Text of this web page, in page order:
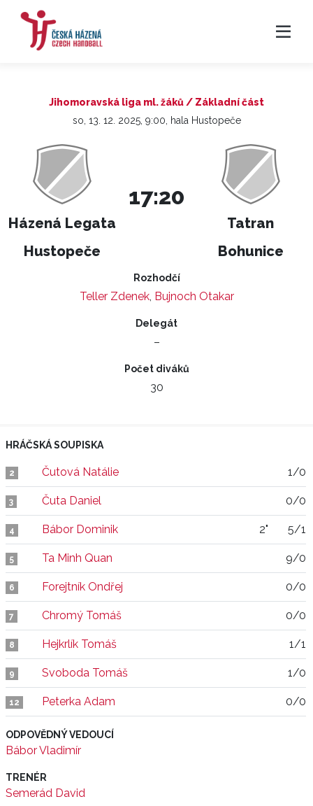
Jihomoravská liga ml. žáků / Základní část
so, 13. 12. 2025, 9:00, hala Hustopeče
Házená Legata
Hustopeče
17:20
Tatran
Bohunice
Rozhodčí
Teller Zdenek, Bujnoch Otakar
Delegát
–
Počet diváků
30
HRÁČSKÁ SOUPISKA
2 Čutová Natálie 1/0
3 Čuta Daniel 0/0
4 Bábor Dominik 2" 5/1
5 Ta Minh Quan 9/0
6 Forejtník Ondřej 0/0
7 Chromý Tomáš 0/0
8 Hejkrlík Tomáš 1/1
9 Svoboda Tomáš 1/0
12 Peterka Adam 0/0
ODPOVĚDNÝ VEDOUCÍ
Bábor Vladimír
TRENÉR
Semerád David